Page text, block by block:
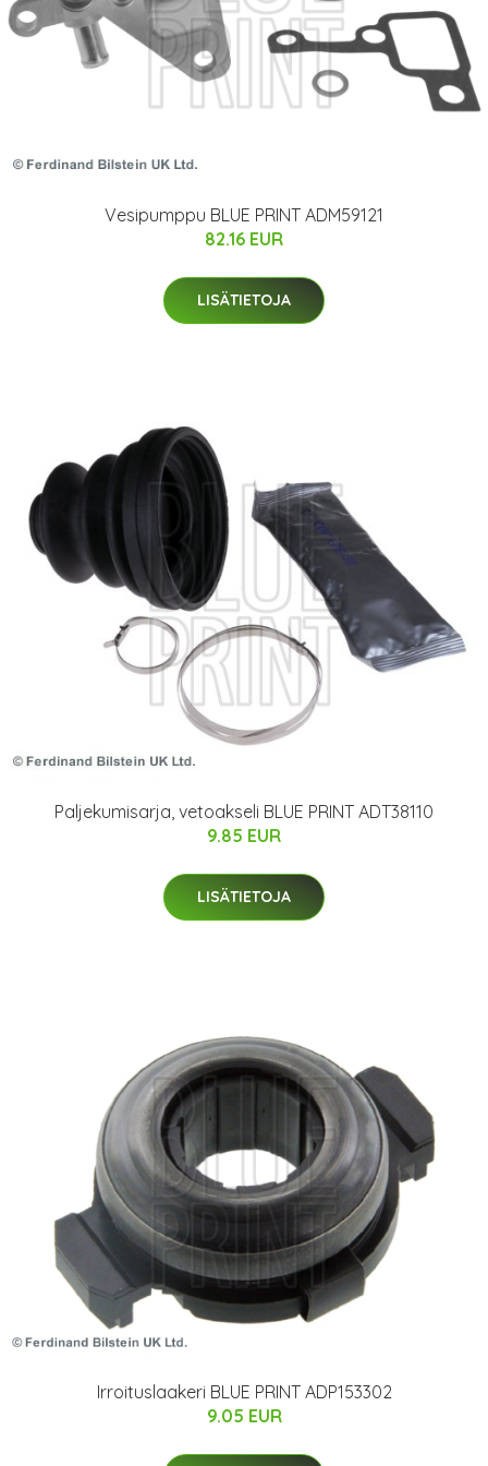
Vesipumppu BLUE PRINT ADM59121
82.16 EUR
LISÄTIETOJA
Paljekumisarja, vetoakseli BLUE PRINT ADT38110
9.85 EUR
LISÄTIETOJA
Irroituslaakeri BLUE PRINT ADP153302
9.05 EUR